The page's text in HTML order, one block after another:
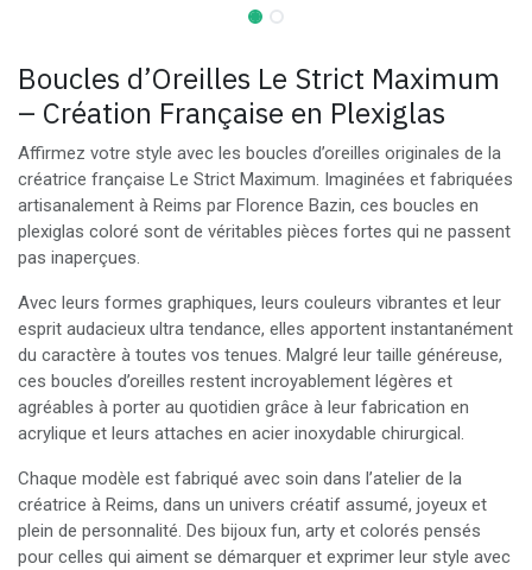
Boucles d’Oreilles Le Strict Maximum
– Création Française en Plexiglas
Affirmez votre style avec les boucles d’oreilles originales de la
créatrice française Le Strict Maximum. Imaginées et fabriquées
artisanalement à Reims par Florence Bazin, ces boucles en
plexiglas coloré sont de véritables pièces fortes qui ne passent
pas inaperçues.
Avec leurs formes graphiques, leurs couleurs vibrantes et leur
esprit audacieux ultra tendance, elles apportent instantanément
du caractère à toutes vos tenues. Malgré leur taille généreuse,
ces boucles d’oreilles restent incroyablement légères et
agréables à porter au quotidien grâce à leur fabrication en
acrylique et leurs attaches en acier inoxydable chirurgical.
Chaque modèle est fabriqué avec soin dans l’atelier de la
créatrice à Reims, dans un univers créatif assumé, joyeux et
plein de personnalité. Des bijoux fun, arty et colorés pensés
pour celles qui aiment se démarquer et exprimer leur style avec